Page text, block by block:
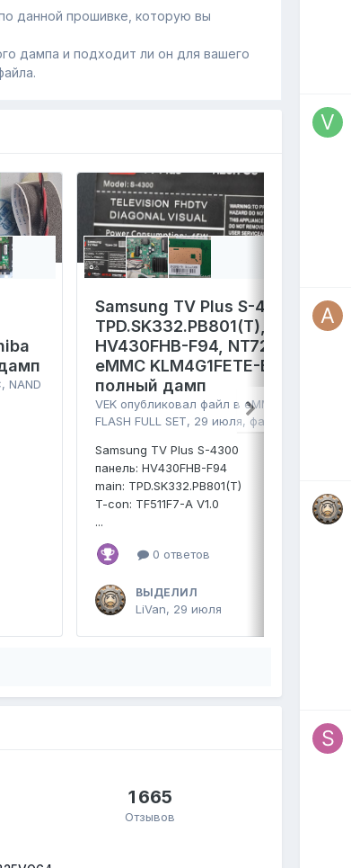
данной прошивке, которую вы
дампa и подходит ли он для вашего
NAND
Samsung TV Plus S-4300,
TPD.SK332.PB801(T),
HV430FHB-F94, NT72690,
eMMC KLM4G1FETE-B041,
полный дамп
VEK опубликовал файл в eMMC, NAND
FLASH FULL SET, 29 июля, файл
Samsung TV Plus S-4300
панель: HV430FHB-F94
main: TPD.SK332.PB801(T)
T-con: TF511F7-A V1.0
...
0 ответов
ВЫДЕЛИЛ
LiVan, 29 июля
1 665
Отзывов